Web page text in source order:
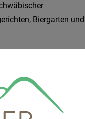
Biergarten und